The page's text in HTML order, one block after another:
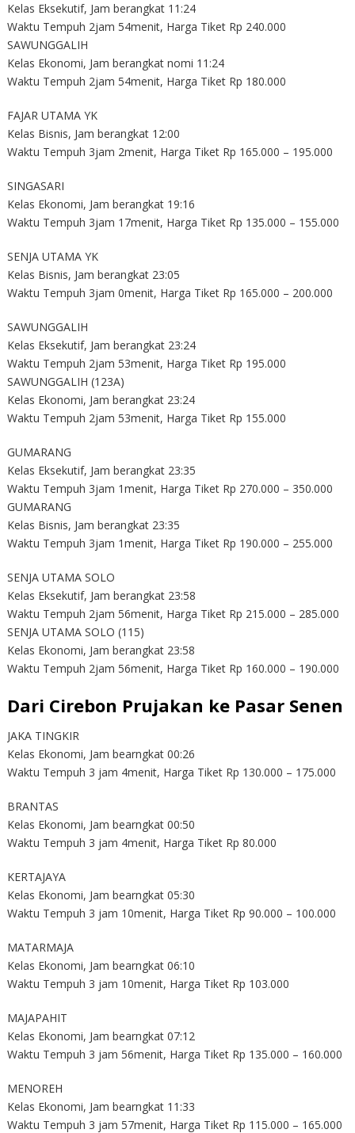
Kelas Eksekutif, Jam berangkat 11:24
Waktu Tempuh 2jam 54menit, Harga Tiket Rp 240.000
SAWUNGGALIH
Kelas Ekonomi, Jam berangkat nomi 11:24
Waktu Tempuh 2jam 54menit, Harga Tiket Rp 180.000
FAJAR UTAMA YK
Kelas Bisnis, Jam berangkat 12:00
Waktu Tempuh 3jam 2menit, Harga Tiket Rp 165.000 – 195.000
SINGASARI
Kelas Ekonomi, Jam berangkat 19:16
Waktu Tempuh 3jam 17menit, Harga Tiket Rp 135.000 – 155.000
SENJA UTAMA YK
Kelas Bisnis, Jam berangkat 23:05
Waktu Tempuh 3jam 0menit, Harga Tiket Rp 165.000 – 200.000
SAWUNGGALIH
Kelas Eksekutif, Jam berangkat 23:24
Waktu Tempuh 2jam 53menit, Harga Tiket Rp 195.000
SAWUNGGALIH (123A)
Kelas Ekonomi, Jam berangkat 23:24
Waktu Tempuh 2jam 53menit, Harga Tiket Rp 155.000
GUMARANG
Kelas Eksekutif, Jam berangkat 23:35
Waktu Tempuh 3jam 1menit, Harga Tiket Rp 270.000 – 350.000
GUMARANG
Kelas Bisnis, Jam berangkat 23:35
Waktu Tempuh 3jam 1menit, Harga Tiket Rp 190.000 – 255.000
SENJA UTAMA SOLO
Kelas Eksekutif, Jam berangkat 23:58
Waktu Tempuh 2jam 56menit, Harga Tiket Rp 215.000 – 285.000
SENJA UTAMA SOLO (115)
Kelas Ekonomi, Jam berangkat 23:58
Waktu Tempuh 2jam 56menit, Harga Tiket Rp 160.000 – 190.000
Dari Cirebon Prujakan ke Pasar Senen
JAKA TINGKIR
Kelas Ekonomi, Jam bearngkat 00:26
Waktu Tempuh 3 jam 4menit, Harga Tiket Rp 130.000 – 175.000
BRANTAS
Kelas Ekonomi, Jam bearngkat 00:50
Waktu Tempuh 3 jam 4menit, Harga Tiket Rp 80.000
KERTAJAYA
Kelas Ekonomi, Jam bearngkat 05:30
Waktu Tempuh 3 jam 10menit, Harga Tiket Rp 90.000 – 100.000
MATARMAJA
Kelas Ekonomi, Jam bearngkat 06:10
Waktu Tempuh 3 jam 10menit, Harga Tiket Rp 103.000
MAJAPAHIT
Kelas Ekonomi, Jam bearngkat 07:12
Waktu Tempuh 3 jam 56menit, Harga Tiket Rp 135.000 – 160.000
MENOREH
Kelas Ekonomi, Jam bearngkat 11:33
Waktu Tempuh 3 jam 57menit, Harga Tiket Rp 115.000 – 165.000